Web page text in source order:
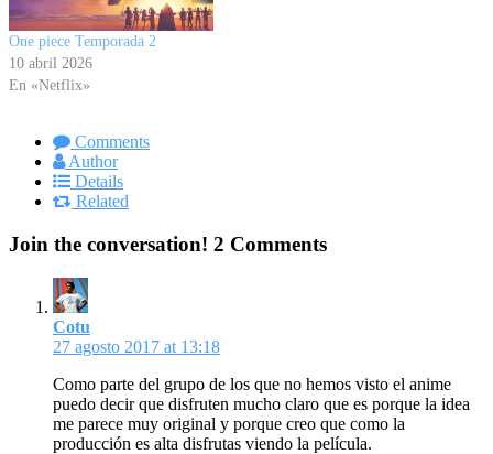
One piece Temporada 2
10 abril 2026
En «Netflix»
Comments
Author
Details
Related
Join the conversation! 2 Comments
Cotu
27 agosto 2017 at 13:18
Como parte del grupo de los que no hemos visto el anime
puedo decir que disfruten mucho claro que es porque la idea
me parece muy original y porque creo que como la
producción es alta disfrutas viendo la película.